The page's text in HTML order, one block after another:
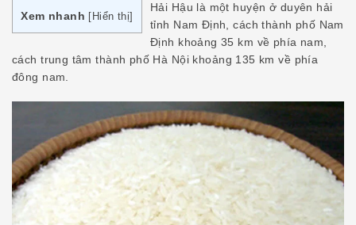
Xem nhanh Hiển thị
Hải Hậu là một huyện ở duyên hải
tỉnh Nam Định, cách thành phố Nam
Định khoảng 35 km về phía nam,
cách trung tâm thành phố Hà Nội khoảng 135 km về phía
đông nam.